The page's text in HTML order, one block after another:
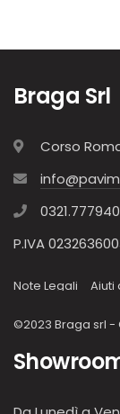
Braga Srl
Corso
0321.777940
P.IVA
Note Legali Aiuti
©2023 Braga srl -